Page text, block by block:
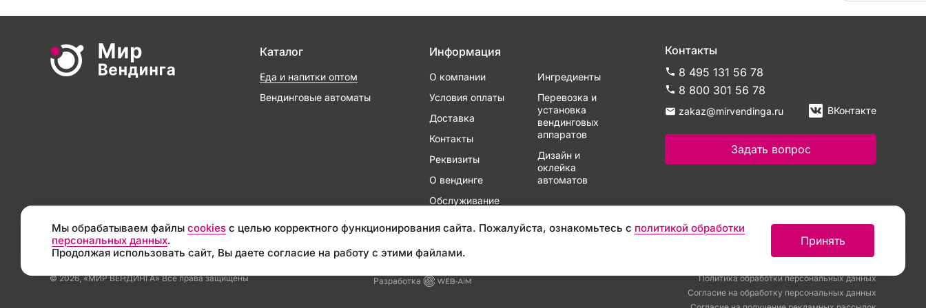
Мы обрабатываем файлы cookies с целью корректного функционирования сайта. Пожалуйста, ознакомьтесь с политикой обработки
персональных данных.
Продолжая использовать сайт, Вы даете согласие на работу с этими файлами.
Принять
Каталог
Еда и напитки оптом
Вендинговые автоматы
Информация
О компании
Условия оплаты
Доставка
Контакты
Реквизиты
О вендинге
Обслуживание
Ингредиенты
Перевозка и
установка
вендинговых
аппаратов
Дизайн и
оклейка
автоматов
Контакты
Задать вопрос
8 495 131 56 78
8 800 301 56 78
zakaz@mirvendinga.ru ВКонтакте
Политика обработки персональных данных
Согласие на обработку персональных данных
Разработка
© 2026, «МИР ВЕНДИНГА» Все права защищены